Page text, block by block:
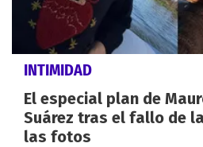
INTIMIDAD
El especial plan de
Suárez tras el fallo de
las fotos